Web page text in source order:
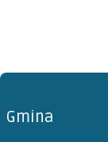
Gmina